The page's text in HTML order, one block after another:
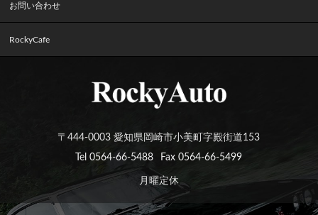
お問い合わせ
RockyCafe
〒444-0003 愛知県岡崎市小美町字殿街道153
Tel 0564-66-5488
Fax 0564-66-5499
月曜定休